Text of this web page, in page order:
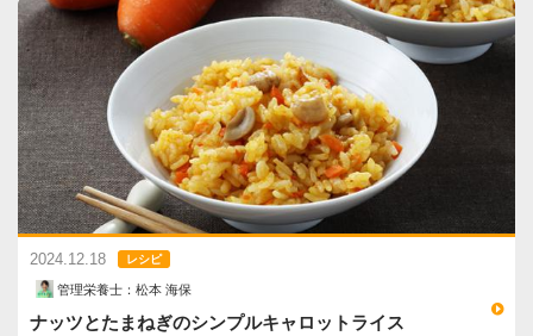
2024.12.18 レシピ
管理栄養士：松本 海保
ナッツとたまねぎのシンプルキャロットライス